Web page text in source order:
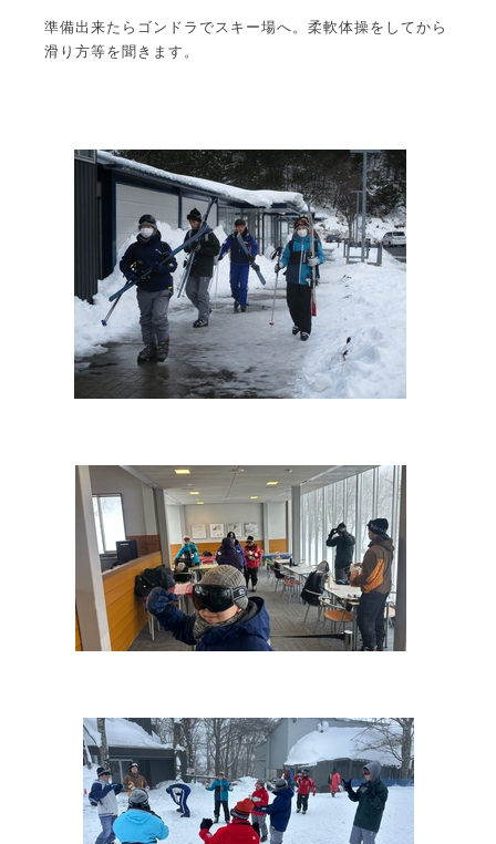
準備出来たらゴンドラでスキー場へ。柔軟体操をしてから
滑り方等を聞きます。